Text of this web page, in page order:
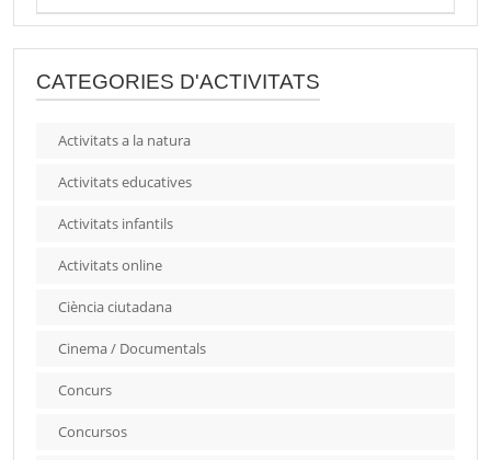
CATEGORIES D'ACTIVITATS
Activitats a la natura
Activitats educatives
Activitats infantils
Activitats online
Ciència ciutadana
Cinema / Documentals
Concurs
Concursos